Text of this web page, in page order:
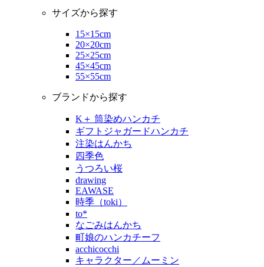
サイズから探す
15×15cm
20×20cm
25×25cm
45×45cm
55×55cm
ブランドから探す
K＋ 筒染めハンカチ
ギフトジャガードハンカチ
注染はんかち
四季色
うつろい桜
drawing
EAWASE
時季（toki）
to*
なごみはんかち
町娘のハンカチーフ
acchicocchi
キャラクター／ムーミン